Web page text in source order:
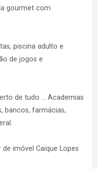
gourmet com
piscina adulto e
de jogos e
de tudo ... Academias
bancos, farmácias,
imóvel Caique Lopes